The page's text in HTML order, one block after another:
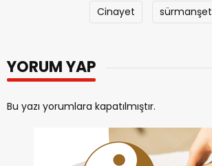
Cinayet sürmanşet
YORUM YAP
Bu yazı yorumlara kapatılmıştır.